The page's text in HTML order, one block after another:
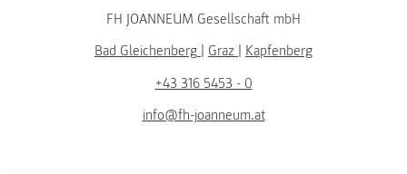
FH JOANNEUM Gesellschaft mbH
Bad Gleichenberg
Graz
Kapfenberg
+43 316 5453 - 0
info@fh-joanneum.at